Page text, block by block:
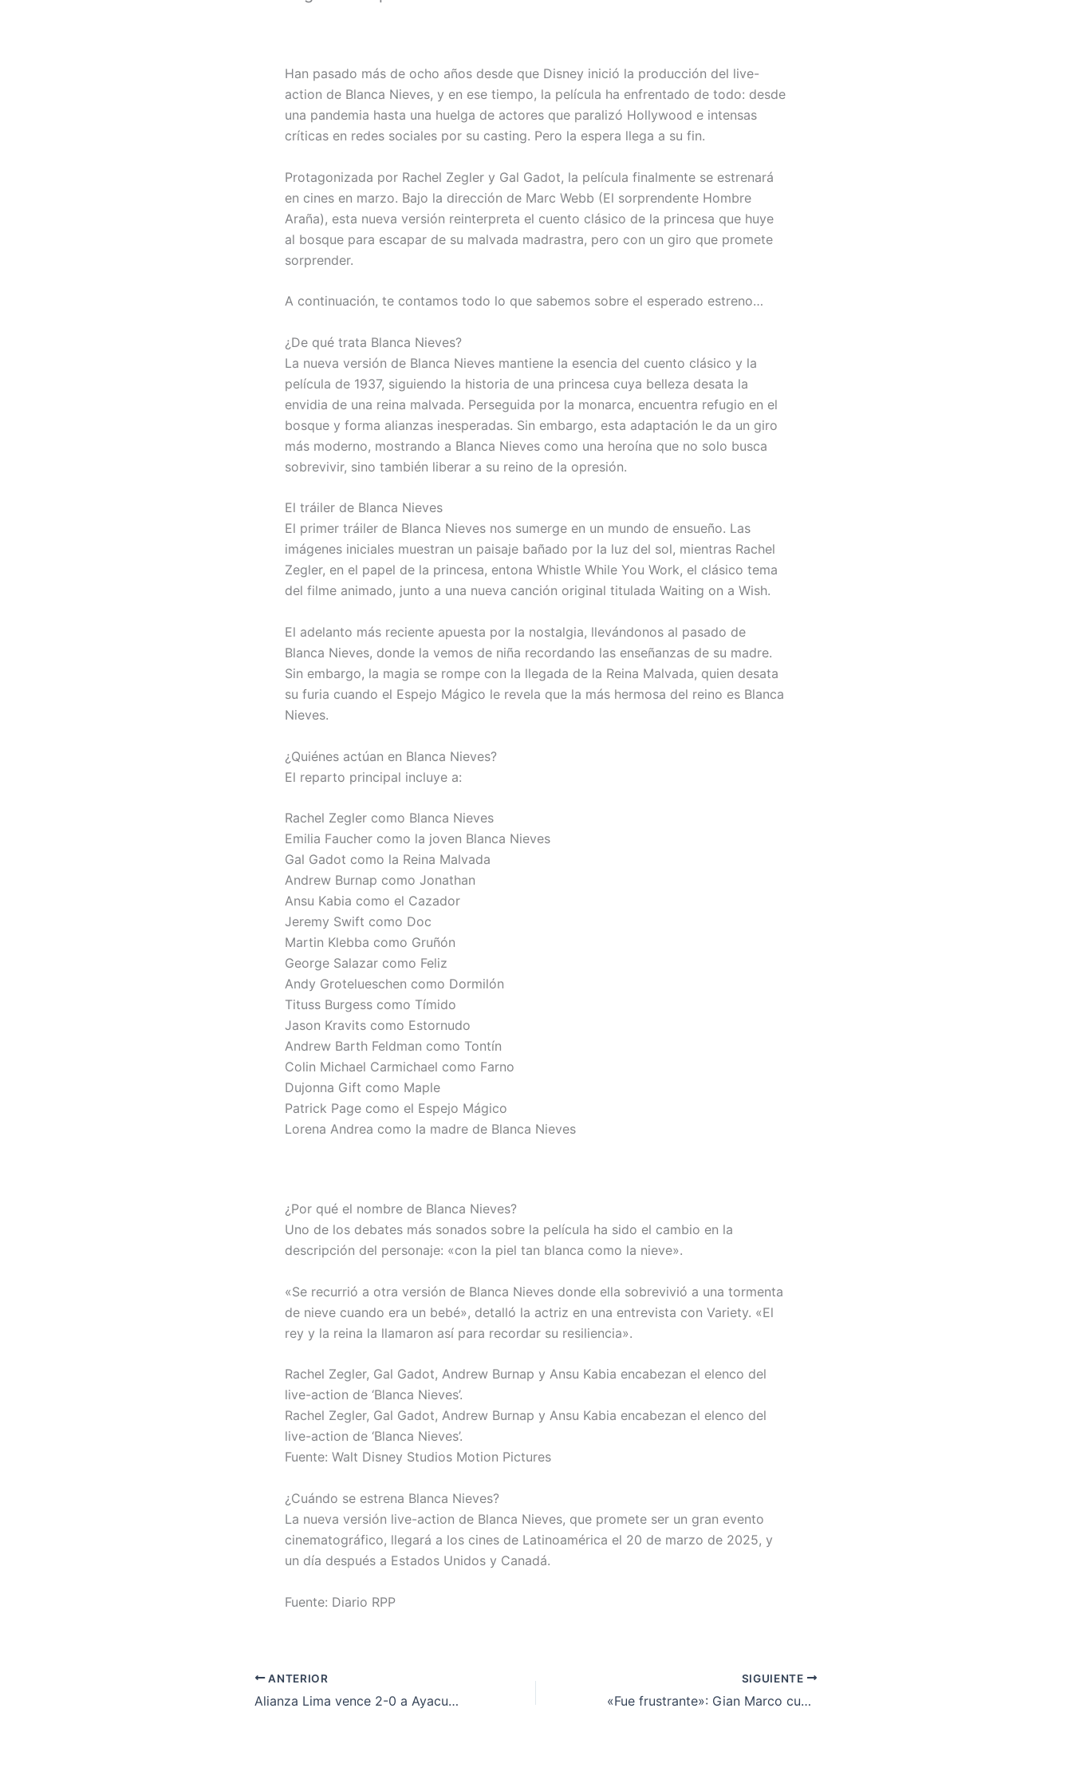
Han pasado más de ocho años desde que Disney inició la producción del live-
action de Blanca Nieves, y en ese tiempo, la película ha enfrentado de todo: desde
una pandemia hasta una huelga de actores que paralizó Hollywood e intensas
críticas en redes sociales por su casting. Pero la espera llega a su fin.
Protagonizada por Rachel Zegler y Gal Gadot, la película finalmente se estrenará
en cines en marzo. Bajo la dirección de Marc Webb (El sorprendente Hombre
Araña), esta nueva versión reinterpreta el cuento clásico de la princesa que huye
al bosque para escapar de su malvada madrastra, pero con un giro que promete
sorprender.
A continuación, te contamos todo lo que sabemos sobre el esperado estreno…
¿De qué trata Blanca Nieves?
La nueva versión de Blanca Nieves mantiene la esencia del cuento clásico y la
película de 1937, siguiendo la historia de una princesa cuya belleza desata la
envidia de una reina malvada. Perseguida por la monarca, encuentra refugio en el
bosque y forma alianzas inesperadas. Sin embargo, esta adaptación le da un giro
más moderno, mostrando a Blanca Nieves como una heroína que no solo busca
sobrevivir, sino también liberar a su reino de la opresión.
El tráiler de Blanca Nieves
El primer tráiler de Blanca Nieves nos sumerge en un mundo de ensueño. Las
imágenes iniciales muestran un paisaje bañado por la luz del sol, mientras Rachel
Zegler, en el papel de la princesa, entona Whistle While You Work, el clásico tema
del filme animado, junto a una nueva canción original titulada Waiting on a Wish.
El adelanto más reciente apuesta por la nostalgia, llevándonos al pasado de
Blanca Nieves, donde la vemos de niña recordando las enseñanzas de su madre.
Sin embargo, la magia se rompe con la llegada de la Reina Malvada, quien desata
su furia cuando el Espejo Mágico le revela que la más hermosa del reino es Blanca
Nieves.
¿Quiénes actúan en Blanca Nieves?
El reparto principal incluye a:
Rachel Zegler como Blanca Nieves
Emilia Faucher como la joven Blanca Nieves
Gal Gadot como la Reina Malvada
Andrew Burnap como Jonathan
Ansu Kabia como el Cazador
Jeremy Swift como Doc
Martin Klebba como Gruñón
George Salazar como Feliz
Andy Grotelueschen como Dormilón
Tituss Burgess como Tímido
Jason Kravits como Estornudo
Andrew Barth Feldman como Tontín
Colin Michael Carmichael como Farno
Dujonna Gift como Maple
Patrick Page como el Espejo Mágico
Lorena Andrea como la madre de Blanca Nieves
¿Por qué el nombre de Blanca Nieves?
Uno de los debates más sonados sobre la película ha sido el cambio en la
descripción del personaje: «con la piel tan blanca como la nieve».
«Se recurrió a otra versión de Blanca Nieves donde ella sobrevivió a una tormenta
de nieve cuando era un bebé», detalló la actriz en una entrevista con Variety. «El
rey y la reina la llamaron así para recordar su resiliencia».
Rachel Zegler, Gal Gadot, Andrew Burnap y Ansu Kabia encabezan el elenco del
live-action de ‘Blanca Nieves’.
Rachel Zegler, Gal Gadot, Andrew Burnap y Ansu Kabia encabezan el elenco del
live-action de ‘Blanca Nieves’.
Fuente: Walt Disney Studios Motion Pictures
¿Cuándo se estrena Blanca Nieves?
La nueva versión live-action de Blanca Nieves, que promete ser un gran evento
cinematográfico, llegará a los cines de Latinoamérica el 20 de marzo de 2025, y
un día después a Estados Unidos y Canadá.
Fuente: Diario RPP
ANTERIOR
Alianza Lima vence 2-0 a Ayacucho FC y se coloca líder del Apertura 2025
SIGUIENTE
«Fue frustrante»: Gian Marco cuenta cómo una lesión cambió todos sus planes y proyectos en un día